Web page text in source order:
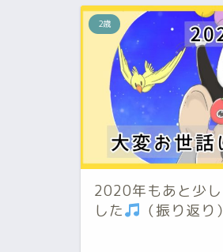
2歳
2020年もあと少
した
（振り返り）